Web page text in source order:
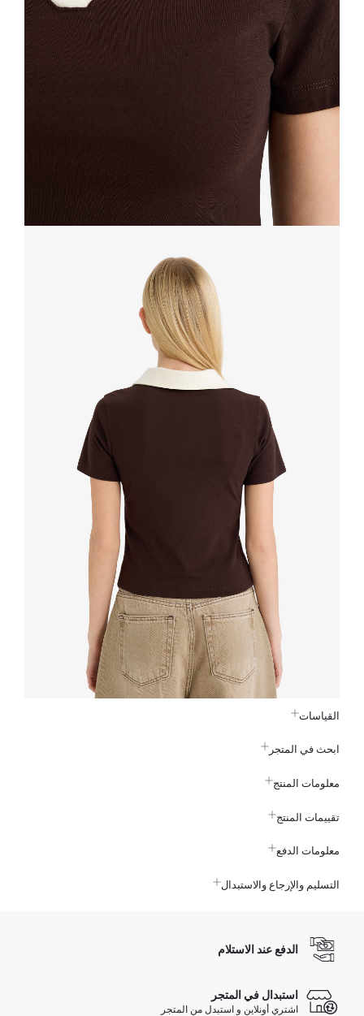
القياسات
ابحث في المتجر
معلومات المنتج
تقييمات المنتج
معلومات الدفع
التسليم والإرجاع والاستبدال
الدفع عند الاستلام
استبدال في المتجر
اشتري أونلاين و استبدل من المتجر